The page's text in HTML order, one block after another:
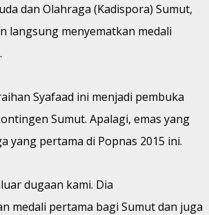
dan Olahraga (Kadispora) Sumut,
langsung menyematkan medali
Syafaad ini menjadi pembuka
Sumut. Apalagi, emas yang
yang pertama di Popnas 2015 ini.
dugaan kami. Dia
medali pertama bagi Sumut dan juga